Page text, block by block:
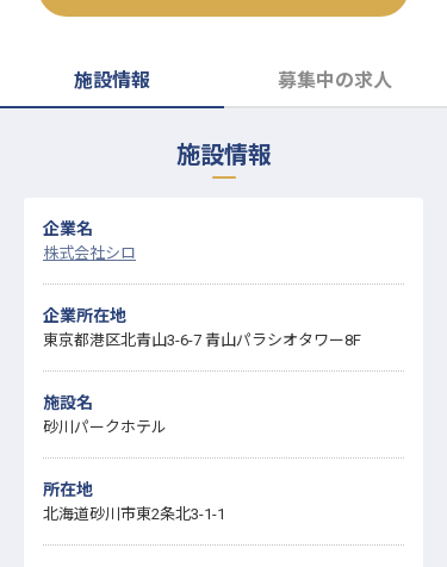
採用をお考えの企業様へ
施設情報 募集中の求人
施設情報
企業名
株式会社シロ
企業所在地
東京都港区北青山3-6-7 青山パラシオタワー8F
施設名
砂川パークホテル
所在地
北海道砂川市東2条北3-1-1